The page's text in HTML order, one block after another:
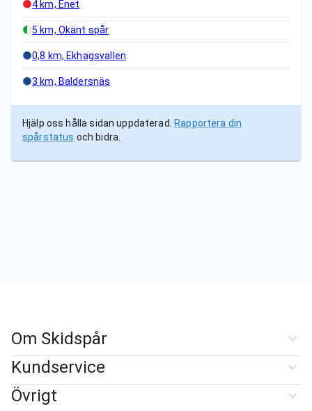
4 km, Enet
5 km, Okänt spår
0,8 km, Ekhagsvallen
3 km, Baldersnäs
Hjälp oss hålla sidan uppdaterad.
Rapportera din
spårstatus och bidra.
Om Skidspår
Kundservice
Övrigt